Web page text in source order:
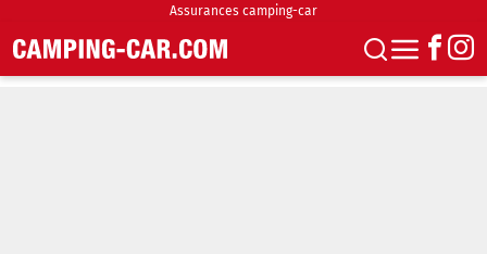
Assurances camping-car